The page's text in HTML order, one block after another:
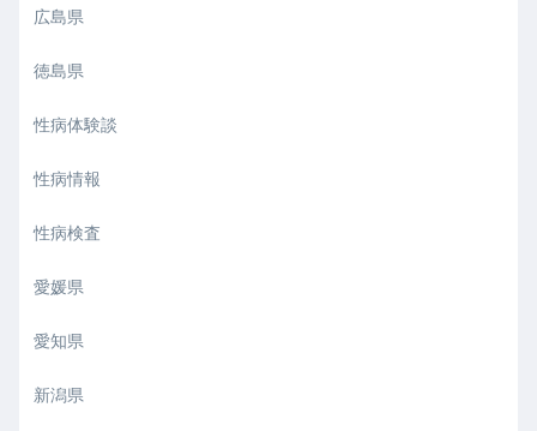
広島県
徳島県
性病体験談
性病情報
性病検査
愛媛県
愛知県
新潟県